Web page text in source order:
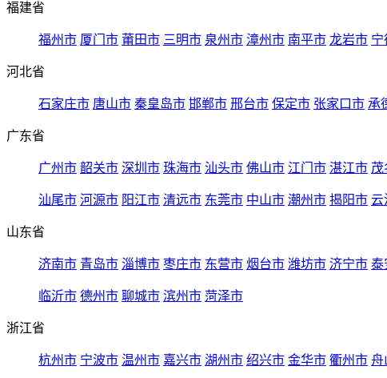
福建省
福州市 厦门市 莆田市 三明市 泉州市 漳州市 南平市 龙岩市 宁
河北省
石家庄市 唐山市 秦皇岛市 邯郸市 邢台市 保定市 张家口市 承
广东省
广州市 韶关市 深圳市 珠海市 汕头市 佛山市 江门市 湛江市 茂
汕尾市 河源市 阳江市 清远市 东莞市 中山市 潮州市 揭阳市 云
山东省
济南市 青岛市 淄博市 枣庄市 东营市 烟台市 潍坊市 济宁市 泰
临沂市 德州市 聊城市 滨州市 菏泽市
浙江省
杭州市 宁波市 温州市 嘉兴市 湖州市 绍兴市 金华市 衢州市 舟